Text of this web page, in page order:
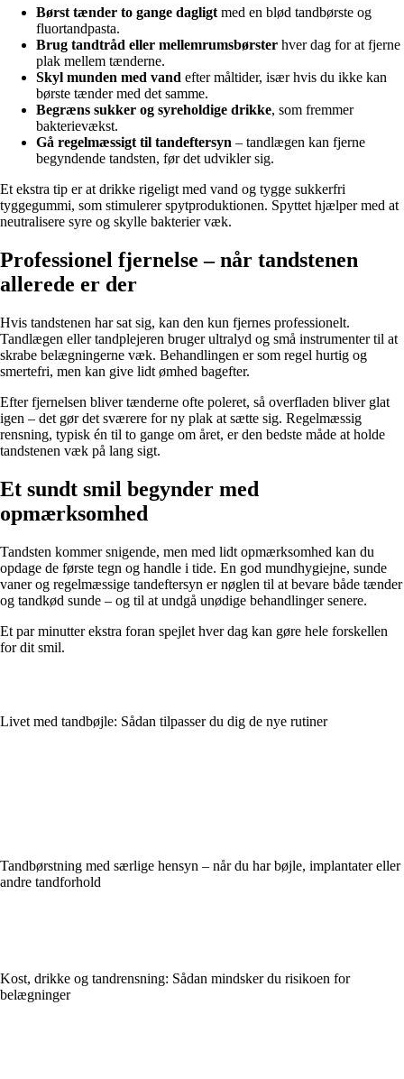
Børst tænder to gange dagligt med en blød tandbørste og
fluortandpasta.
Brug tandtråd eller mellemrumsbørster hver dag for at fjerne
plak mellem tænderne.
Skyl munden med vand efter måltider, især hvis du ikke kan
børste tænder med det samme.
Begræns sukker og syreholdige drikke, som fremmer
bakterievækst.
Gå regelmæssigt til tandeftersyn – tandlægen kan fjerne
begyndende tandsten, før det udvikler sig.
Et ekstra tip er at drikke rigeligt med vand og tygge sukkerfri
tyggegummi, som stimulerer spytproduktionen. Spyttet hjælper med at
neutralisere syre og skylle bakterier væk.
Professionel fjernelse – når tandstenen
allerede er der
Hvis tandstenen har sat sig, kan den kun fjernes professionelt.
Tandlægen eller tandplejeren bruger ultralyd og små instrumenter til at
skrabe belægningerne væk. Behandlingen er som regel hurtig og
smertefri, men kan give lidt ømhed bagefter.
Efter fjernelsen bliver tænderne ofte poleret, så overfladen bliver glat
igen – det gør det sværere for ny plak at sætte sig. Regelmæssig
rensning, typisk én til to gange om året, er den bedste måde at holde
tandstenen væk på lang sigt.
Et sundt smil begynder med
opmærksomhed
Tandsten kommer snigende, men med lidt opmærksomhed kan du
opdage de første tegn og handle i tide. En god mundhygiejne, sunde
vaner og regelmæssige tandeftersyn er nøglen til at bevare både tænder
og tandkød sunde – og til at undgå unødige behandlinger senere.
Et par minutter ekstra foran spejlet hver dag kan gøre hele forskellen
for dit smil.
Livet med tandbøjle: Sådan tilpasser du dig de nye rutiner
Tandbørstning med særlige hensyn – når du har bøjle, implantater eller
andre tandforhold
Kost, drikke og tandrensning: Sådan mindsker du risikoen for
belægninger